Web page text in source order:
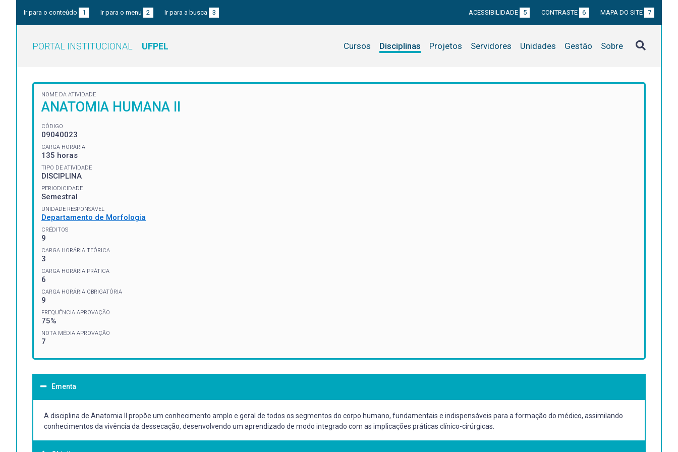
Ir para o conteúdo 1 Ir para o menu 2 Ir para a busca 3 ACESSIBILIDADE 5 CONTRASTE 6 MAPA DO SITE 7
PORTAL INSTITUCIONAL UFPEL Cursos Disciplinas Projetos Servidores Unidades Gestão Sobre
NOME DA ATIVIDADE
ANATOMIA HUMANA II
CÓDIGO
09040023
CARGA HORÁRIA
135 horas
TIPO DE ATIVIDADE
DISCIPLINA
PERIODICIDADE
Semestral
UNIDADE RESPONSÁVEL
Departamento de Morfologia
CRÉDITOS
9
CARGA HORÁRIA TEÓRICA
3
CARGA HORÁRIA PRÁTICA
6
CARGA HORÁRIA OBRIGATÓRIA
9
FREQUÊNCIA APROVAÇÃO
75%
NOTA MÉDIA APROVAÇÃO
7
Ementa
A disciplina de Anatomia II propõe um conhecimento amplo e geral de todos os segmentos do corpo humano, fundamentais e indispensáveis para a formação do médico, assimilando
conhecimentos da vivência da dessecação, desenvolvendo um aprendizado de modo integrado com as implicações práticas clínico-cirúrgicas.